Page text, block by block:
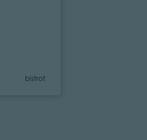
Category
bistrot